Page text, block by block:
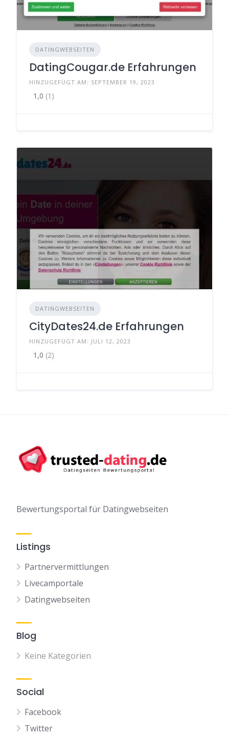
DATINGWEBSEITEN
DatingCougar.de Erfahrungen
HINZUGEFÜGT AM: SEPTEMBER 19, 2023
1,0 (1)
DATINGWEBSEITEN
CityDates24.de Erfahrungen
HINZUGEFÜGT AM: JULI 12, 2023
1,0 (2)
Bewertungsportal für Datingwebseiten
Listings
Partnervermittlungen
Livecamportale
Datingwebseiten
Blog
Keine Kategorien
Social
Facebook
Twitter